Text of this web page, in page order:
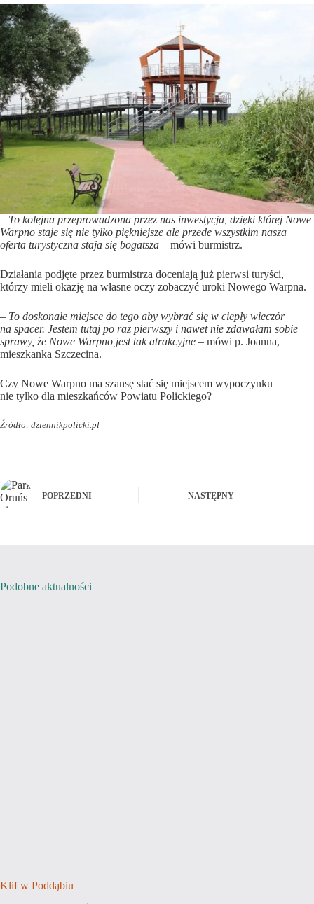
– To kolejna przeprowadzona przez nas inwestycja, dzięki której Nowe
Warpno staje się nie tylko piękniejsze ale przede wszystkim nasza
oferta turystyczna staja się bogatsza – mówi burmistrz.
Działania podjęte przez burmistrza doceniają już pierwsi turyści,
którzy mieli okazję na własne oczy zobaczyć uroki Nowego Warpna.
– To doskonałe miejsce do tego aby wybrać się w ciepły wieczór
na spacer. Jestem tutaj po raz pierwszy i nawet nie zdawałam sobie
sprawy, że Nowe Warpno jest tak atrakcyjne – mówi p. Joanna,
mieszkanka Szczecina.
Czy Nowe Warpno ma szansę stać się miejscem wypoczynku
nie tylko dla mieszkańców Powiatu Polickiego?
Źródło: dziennikpolicki.pl
POPRZEDNI NASTĘPNY
Podobne aktualności
Klif w Poddąbiu